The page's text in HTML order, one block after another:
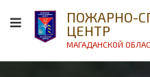
ПОЖАРНО-
ЦЕНТР
МАГАДАНСКОЙ